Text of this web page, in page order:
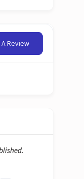
Review